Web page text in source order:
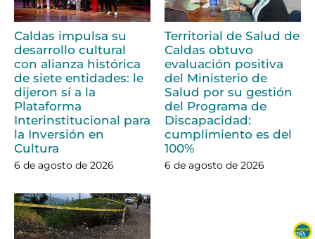
Caldas impulsa su
desarrollo cultural
con alianza histórica
de siete entidades: le
dijeron sí a la
Plataforma
Interinstitucional para
la Inversión en
Cultura
6 de agosto de 2026
Territorial de Salud de
Caldas obtuvo
evaluación positiva
del Ministerio de
Salud por su gestión
del Programa de
Discapacidad:
cumplimiento es del
100%
6 de agosto de 2026